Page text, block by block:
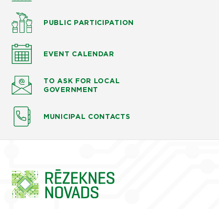
PUBLIC PARTICIPATION
EVENT CALENDAR
TO ASK FOR LOCAL
GOVERNMENT
MUNICIPAL CONTACTS